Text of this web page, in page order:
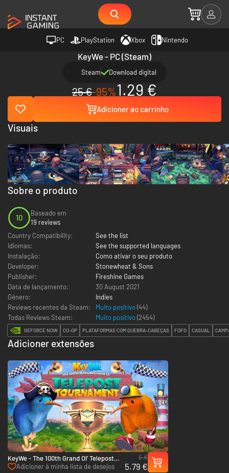
PC PlayStation Xbox Nintendo
KeyWe - PC (Steam)
Steam Download digital
25 €-95%1.29 €
Adicioner ao carrinho
Sobre o produto
10
Baseado em
19 reviews
Country Compatibility:
See the list
Idiomas:
See the supported languages
Instalação:
Como ativar o seu produto
Developer:
Stonewheat & Sons
Publisher:
Fireshine Games
Data de lançamento:
30 August 2021
Género:
Indies
Reviews recentes da Steam:
Muito positivo(44)
Todas Reviews Steam:
Muito positivo(2454)
GEFORCE NOW CO-OP PLATAFORMAS COM QUEBRA-CABEÇAS FOFO CASUAL
Adicioner extensões
KeyWe - The 100th Grand Ol' Telepost
Tournament - PC (Steam)
Adicioner à minha lista de desejos
6 €
5.79 €
Visuais